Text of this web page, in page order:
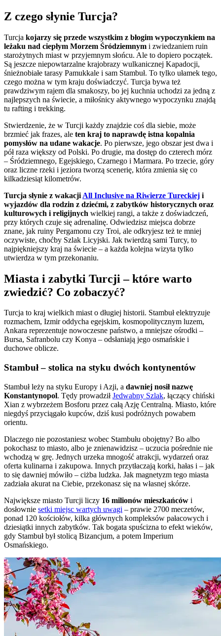
Z czego słynie Turcja?
Turcja kojarzy się przede wszystkim z błogim wypoczynkiem na
leżaku nad ciepłym Morzem Śródziemnym i zwiedzaniem ruin
starożytnych miast w przyjemnym słońcu. Ale to dopiero początek.
Są jeszcze niepowtarzalne krajobrazy wulkanicznej Kapadocji,
śnieżnobiałe tarasy Pamukkale i sam Stambuł. To tylko ułamek tego,
czego można w tym kraju doświadczyć. Turcja bywa też
prawdziwym rajem dla smakoszy, bo jej kuchnia uchodzi za jedną z
najlepszych na świecie, a miłośnicy aktywnego wypoczynku znajdą
tu rafting i trekking.
Stwierdzenie, że w Turcji każdy znajdzie coś dla siebie, może
brzmieć jak frazes, ale ten kraj to naprawdę istna kopalnia
pomysłów na udane wakacje. Po pierwsze, jego obszar jest dwa i
pół raza większy od Polski. Po drugie, ma dostęp do czterech mórz
– Śródziemnego, Egejskiego, Czarnego i Marmara. Po trzecie, góry
oraz liczne rzeki i jeziora tworzą scenerię, która zmienia się co
kilkadziesiąt kilometrów.
Turcja słynie z wakacji All Inclusive na Riwierze Tureckiej i
wyjazdów dla rodzin z dziećmi, z zabytków historycznych oraz
kulturowych i religijnych wielkiej rangi, a także z doświadczeń,
przy których czuje się adrenalinę. Odwiedzisz miejsca dobrze
znane, jak ruiny Pergamonu czy Troi, ale odkryjesz też te mniej
oczywiste, choćby Szlak Licyjski. Jak twierdzą sami Turcy, to
najpiękniejszy kraj na świecie – a każda kolejna wizyta tylko
utwierdza w tym przekonaniu.
Miasta i zabytki Turcji – które warto
zwiedzić? Co zobaczyć?
Turcja to kraj wielkich miast o długiej historii. Stambuł elektryzuje
rozmachem, Izmir oddycha egejskim, kosmopolitycznym luzem,
Ankara reprezentuje nowoczesne państwo, a mniejsze ośrodki –
Bursa, Safranbolu czy Konya – odsłaniają jego osmańskie i
duchowe oblicze.
Stambuł – stolica na styku dwóch kontynentów
Stambuł leży na styku Europy i Azji, a dawniej nosił nazwę
Konstantynopol. Tędy prowadziłJedwabny Szlak, łączący chiński
Xian z wybrzeżem Bosforu przez całą Azję Centralną. Miasto, które
niegdyś przyciągało kupców, dziś kusi podróżnych powabem
orientu.
Dlaczego nie pozostaniesz wobec Stambułu obojętny? Bo albo
pokochasz to miasto, albo je znienawidzisz – uczucia pośrednie nie
wchodzą w grę. Jednych urzeka mnogość atrakcji, wydarzeń oraz
oferta kulinarna i zakupowa. Innych przytłaczają korki, hałas i – jak
to się dawniej mówiło – ciżba ludzka. Jak magnetyzm tego miasta
zadziała akurat na Ciebie, przekonasz się na własnej skórze.
Największe miasto Turcji liczy 16 milionów mieszkańców i
dosłownie setki miejsc wartych uwagi – prawie 2700 meczetów,
ponad 120 kościołów, kilka głównych kompleksów pałacowych i
dziesiątki innych zabytków. Tak bogata spuścizna to efekt wieków,
gdy Stambuł był stolicą Bizancjum, a potem Imperium
Osmańskiego.